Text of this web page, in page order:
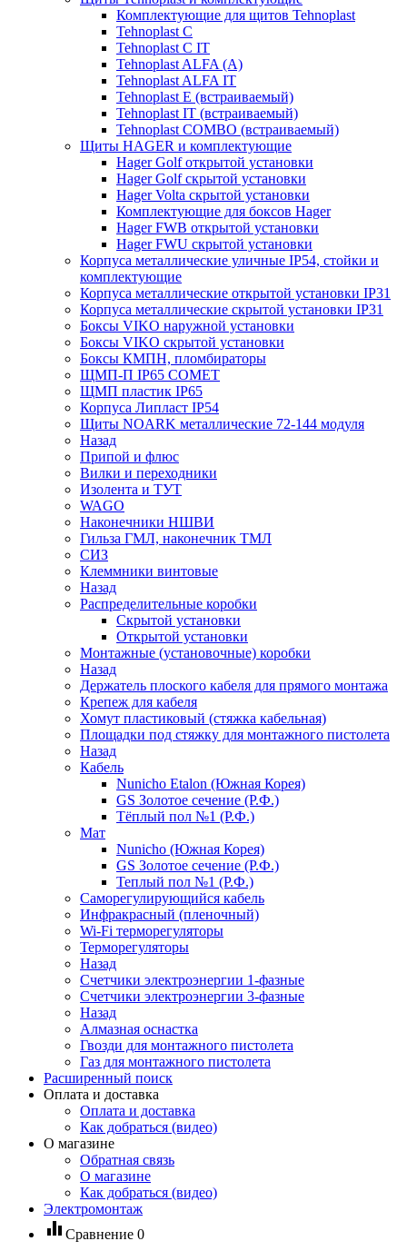
Комплектующие для щитов Tehnoplast
Tehnoplast C
Tehnoplast C IT
Tehnoplast ALFA (А)
Tehnoplast ALFA IT
Tehnoplast E (встраиваемый)
Tehnoplast IT (встраиваемый)
Tehnoplast COMBO (встраиваемый)
Щиты HAGER и комплектующие
Hager Golf открытой установки
Hager Golf скрытой установки
Hager Volta скрытой установки
Комплектующие для боксов Hager
Hager FWB открытой установки
Hager FWU скрытой установки
Корпуса металлические уличные IP54, стойки и
комплектующие
Корпуса металлические открытой установки IP31
Корпуса металлические скрытой установки IP31
Боксы VIKO наружной установки
Боксы VIKO скрытой установки
Боксы КМПН, пломбираторы
ЩМП-П IP65 COMET
ЩМП пластик IP65
Корпуса Липласт IP54
Щиты NOARK металлические 72-144 модуля
Назад
Припой и флюс
Вилки и переходники
Изолента и ТУТ
WAGO
Наконечники НШВИ
Гильза ГМЛ, наконечник ТМЛ
СИЗ
Клеммники винтовые
Назад
Распределительные коробки
Скрытой установки
Открытой установки
Монтажные (установочные) коробки
Назад
Держатель плоского кабеля для прямого монтажа
Крепеж для кабеля
Хомут пластиковый (стяжка кабельная)
Площадки под стяжку для монтажного пистолета
Назад
Кабель
Nunicho Etalon (Южная Корея)
GS Золотое сечение (Р.Ф.)
Тёплый пол №1 (Р.Ф.)
Мат
Nunicho (Южная Корея)
GS Золотое сечение (Р.Ф.)
Теплый пол №1 (Р.Ф.)
Саморегулирующийся кабель
Инфракрасный (пленочный)
Wi-Fi терморегуляторы
Терморегуляторы
Назад
Счетчики электроэнергии 1-фазные
Счетчики электроэнергии 3-фазные
Назад
Алмазная оснастка
Гвозди для монтажного пистолета
Газ для монтажного пистолета
Расширенный поиск
Оплата и доставка
Оплата и доставка
Как добраться (видео)
О магазине
Обратная связь
О магазине
Как добраться (видео)
Электромонтаж
equalizer Сравнение 0